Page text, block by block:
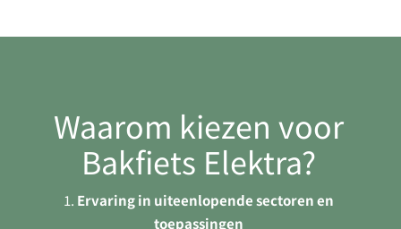
Waarom kiezen voor
Bakfiets Elektra?
Ervaring in uiteenlopende sectoren en
toepassingen